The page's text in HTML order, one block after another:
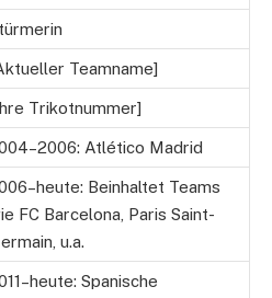
Teamname]
Trikotnummer]
Atlético Madrid
Beinhaltet Teams
FC Barcelona, Paris Saint-
u.a.
Spanische